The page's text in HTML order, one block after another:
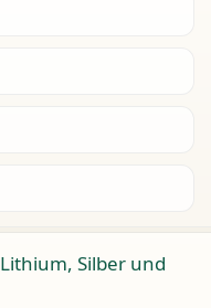
Lithium, Silber und